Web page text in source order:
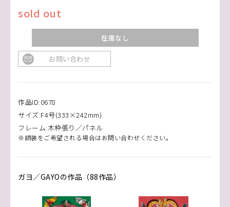
sold out
在庫なし
お問い合わせ
作品ID:0678
サイズ:F4号(333×242mm)
フレーム:木枠張り／パネル
※額装をご希望される場合はお問い合わせください。
ガヨ／GAYOの作品（88作品）